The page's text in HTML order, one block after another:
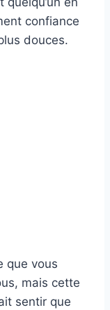
confiance
douces.
que vous
mais cette
sentir que